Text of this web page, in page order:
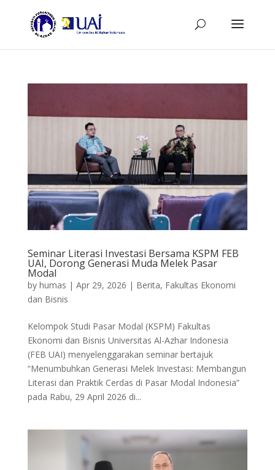
Seminar Literasi Investasi Bersama KSPM FEB
UAI, Dorong Generasi Muda Melek Pasar
Modal
by humas | Apr 29, 2026 | Berita, Fakultas Ekonomi
dan Bisnis
Kelompok Studi Pasar Modal (KSPM) Fakultas
Ekonomi dan Bisnis Universitas Al-Azhar Indonesia
(FEB UAI) menyelenggarakan seminar bertajuk
“Menumbuhkan Generasi Melek Investasi: Membangun
Literasi dan Praktik Cerdas di Pasar Modal Indonesia”
pada Rabu, 29 April 2026 di...